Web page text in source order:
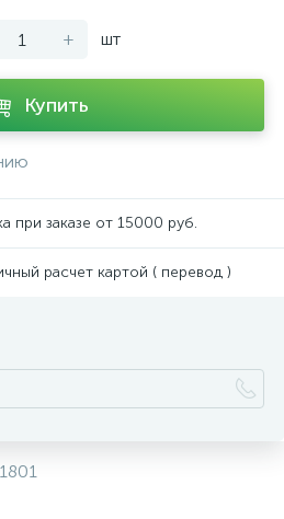
+ шт
Купить
при заказе от 15000 руб.
расчет картой ( перевод )